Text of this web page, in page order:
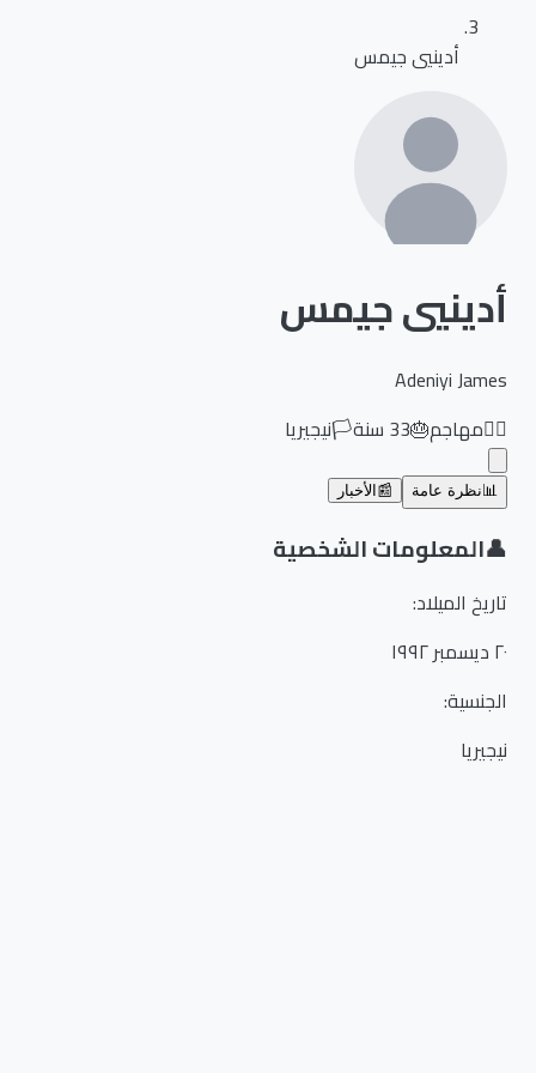
أدينيي جيمس
أدينيي جيمس
Adeniyi James
مهاجم🎂
33سنة🏳️نيجيريا
نظرة عامة 📰 الأخبار
المعلومات الشخصية
تاريخ الميلاد:
الجنسية:
نيجيريا